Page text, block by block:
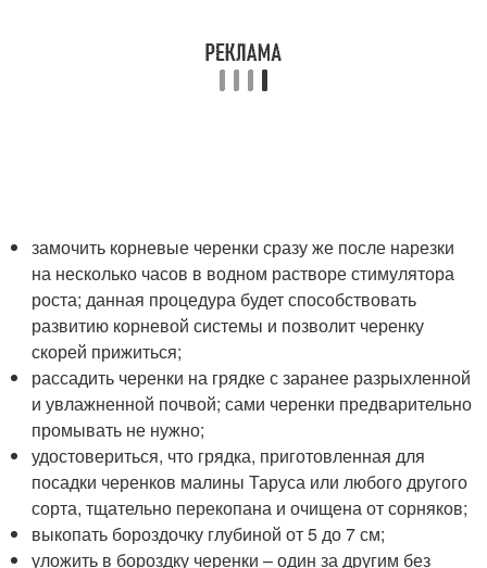
замочить корневые черенки сразу же после нарезки
на несколько часов в водном растворе стимулятора
роста; данная процедура будет способствовать
развитию корневой системы и позволит черенку
скорей прижиться;
рассадить черенки на грядке с заранее разрыхленной
и увлажненной почвой; сами черенки предварительно
промывать не нужно;
удостовериться, что грядка, приготовленная для
посадки черенков малины Таруса или любого другого
сорта, тщательно перекопана и очищена от сорняков;
выкопать бороздочку глубиной от 5 до 7 см;
уложить в бороздку черенки – один за другим без